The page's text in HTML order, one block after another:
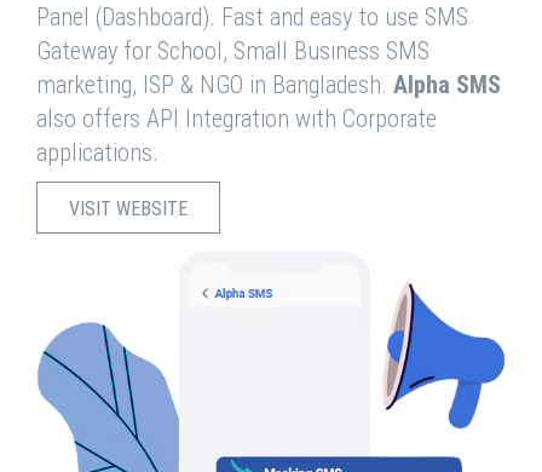
Panel (Dashboard). Fast and easy to use SMS
Gateway for School, Small Business SMS
marketing, ISP & NGO in Bangladesh. Alpha SMS
also offers API Integration with Corporate
applications.
VISIT WEBSITE